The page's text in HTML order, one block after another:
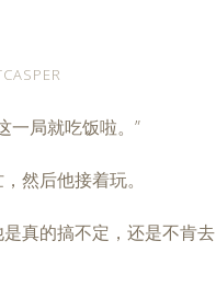
一局就吃饭啦。”
然后他接着玩。
真的搞不定，还是不肯去